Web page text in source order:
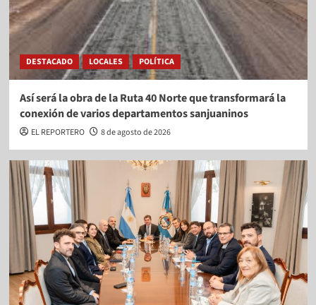
DESTACADO LOCALES POLÍTICA
Así será la obra de la Ruta 40 Norte que transformará la
conexión de varios departamentos sanjuaninos
EL REPORTERO 8 de agosto de 2026